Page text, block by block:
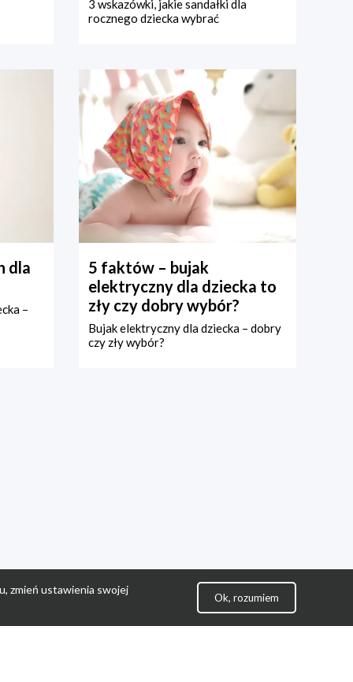
3 wskazówki, jakie sandałki dla
rocznego dziecka wybrać
dla
–
5 faktów – bujak
elektryczny dla dziecka to
zły czy dobry wybór?
Bujak elektryczny dla dziecka – dobry
czy zły wybór?
zmień ustawienia swojej
Ok, rozumiem